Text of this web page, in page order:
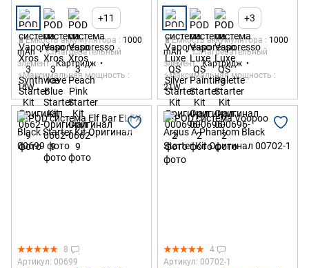
+11
🔋Емкость аккумулятора
1000
mAh
💥Нагревательный
элемент Картридж
⚡Максимальная мощность
16W
+3
🔋Емкость аккумулятора
1000
mAh
💥Нагревательный
элемент Картридж
⚡Максимальная мощность
21W
8
Артикул: 00699
4
Артикул: 00702-1